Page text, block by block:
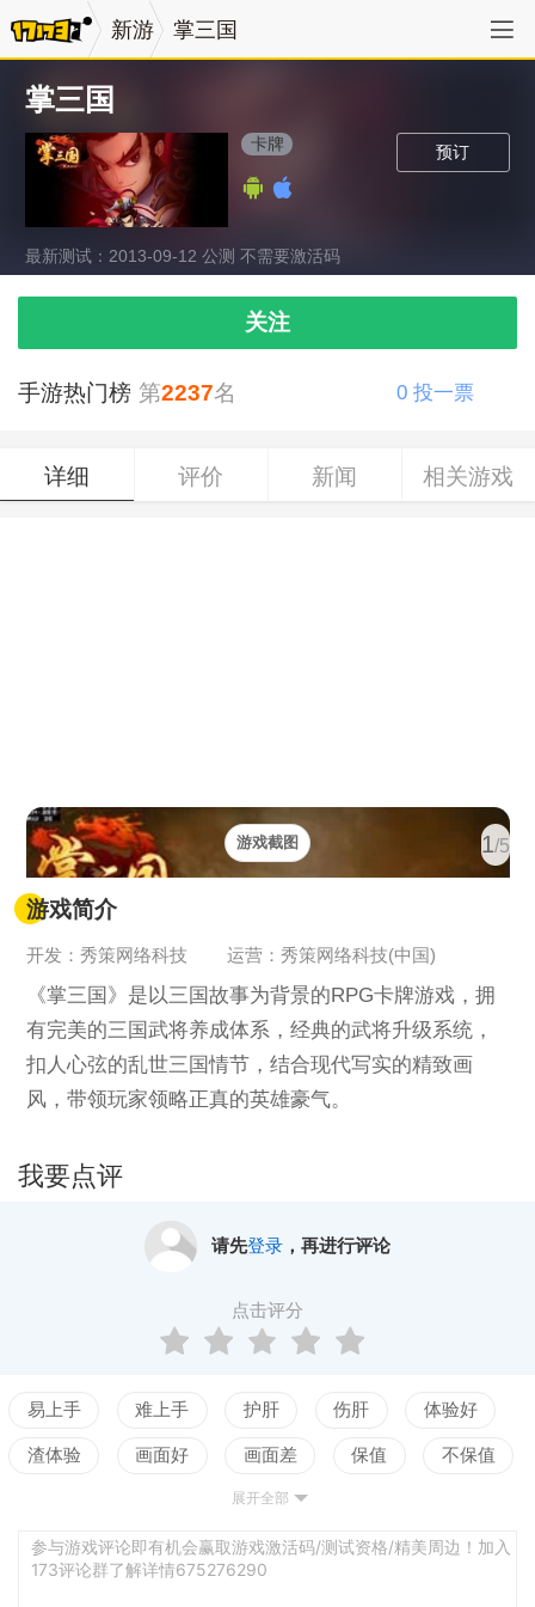
新游 掌三国
掌三国
预订
卡牌
最新测试：2013-09-12 公测 不需要激活码
关注
手游热门榜 第2237名 0 投一票
详细 评价 新闻 相关游戏
1/5
游戏截图
游戏简介
开发：秀策网络科技 运营：秀策网络科技(中国)
《掌三国》是以三国故事为背景的RPG卡牌游戏，拥
有完美的三国武将养成体系，经典的武将升级系统，
扣人心弦的乱世三国情节，结合现代写实的精致画
风，带领玩家领略正真的英雄豪气。
我要点评
请先登录，再进行评论
点击评分
易上手 难上手 护肝 伤肝 体验好
渣体验 画面好 画面差 保值 不保值
测试
强社交 弱社交
展开全部
参与游戏评论即有机会赢取游戏激活码/测试资格/精美周边！加入
173评论群了解详情675276290